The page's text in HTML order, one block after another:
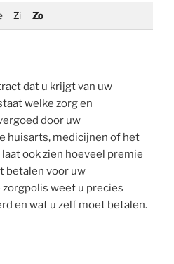
Zi Zo
dat u krijgt van uw
welke zorg en
door uw
huisarts, medicijnen of het
ook zien hoeveel premie
betalen voor uw
weet u precies
en wat u zelf moet betalen.